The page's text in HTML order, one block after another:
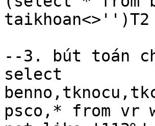
--3. bút toán
select
psco,* from vr